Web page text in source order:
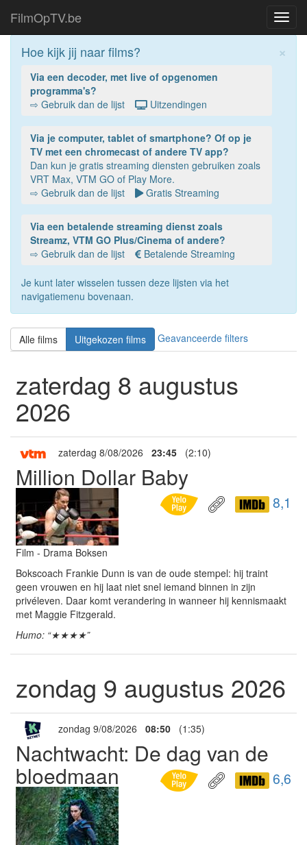
FilmOpTV.be
×
Hoe kijk jij naar films?
Via een decoder, met live of opgenomen
programma's?
⇨ Gebruik dan de lijst
Uitzendingen
Via je computer, tablet of smartphone? Of op je
TV met een chromecast of andere TV app?
Dan kun je gratis streaming diensten gebruiken zoals
VRT Max, VTM GO of Play More.
⇨ Gebruik dan de lijst
Gratis Streaming
Via een betalende streaming dienst zoals
Streamz, VTM GO Plus/Cinema of andere?
⇨ Gebruik dan de lijst
Betalende Streaming
Je kunt later wisselen tussen deze lijsten via het
navigatiemenu bovenaan.
Alle films Uitgekozen films Geavanceerde filters
zaterdag 8 augustus
2026
zaterdag 8/08/2026 23:45 (2:10)
Million Dollar Baby
8,1
Film - Drama Boksen
Bokscoach Frankie Dunn is van de oude stempel: hij traint
geen vrouwen en hij laat niet snel iemand binnen in zijn
privéleven. Daar komt verandering in wanneer hij kennismaakt
met Maggie Fitzgerald.
Humo: “★★★★”
zondag 9 augustus 2026
zondag 9/08/2026 08:50 (1:35)
Nachtwacht: De dag van de
bloedmaan 6,6